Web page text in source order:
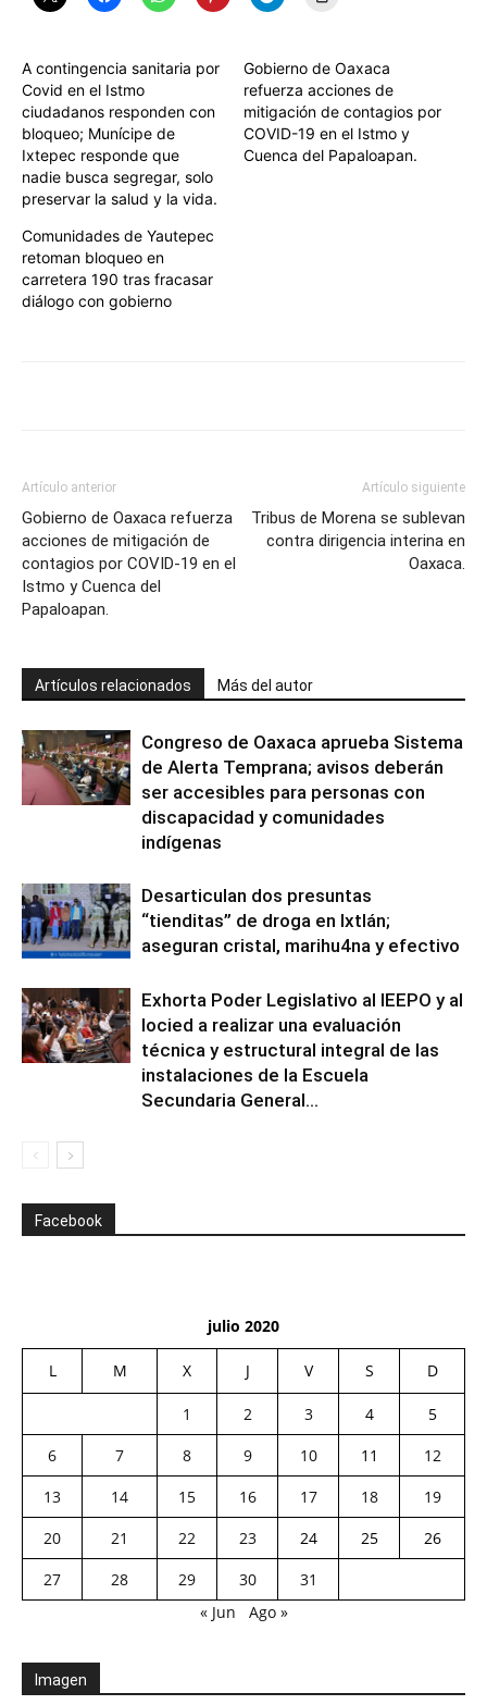
A contingencia sanitaria por
Covid en el Istmo
ciudadanos responden con
bloqueo; Munícipe de
Ixtepec responde que
nadie busca segregar, solo
preservar la salud y la vida.
Gobierno de Oaxaca
refuerza acciones de
mitigación de contagios por
COVID-19 en el Istmo y
Cuenca del Papaloapan.
Comunidades de Yautepec
retoman bloqueo en
carretera 190 tras fracasar
diálogo con gobierno
Artículo anterior
Gobierno de Oaxaca refuerza
acciones de mitigación de
contagios por COVID-19 en el
Istmo y Cuenca del
Papaloapan.
Artículo siguiente
Tribus de Morena se sublevan
contra dirigencia interina en
Oaxaca.
Artículos relacionados Más del autor
Congreso de Oaxaca aprueba Sistema
de Alerta Temprana; avisos deberán
ser accesibles para personas con
discapacidad y comunidades
indígenas
Desarticulan dos presuntas
“tienditas” de droga en Ixtlán;
aseguran cristal, marihu4na y efectivo
Exhorta Poder Legislativo al IEEPO y al
Iocied a realizar una evaluación
técnica y estructural integral de las
instalaciones de la Escuela
Secundaria General...
Facebook
julio 2020
L M X J V S D
1 2 3 4
5
6
7 8 9 10 11
12
13
14 15 16 17 18
19
20
21 22 23 24 25
26
27
28 29 30
31
« Jun
Ago »
Imagen